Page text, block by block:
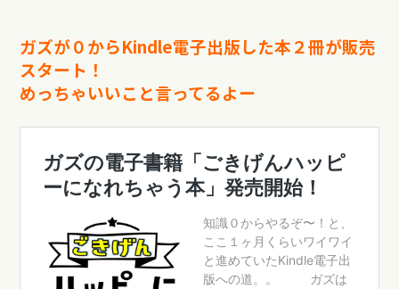
ガズが０からKindle電子出版した本２冊が販売
スタート！
めっちゃいいこと言ってるよー